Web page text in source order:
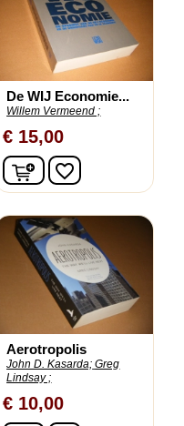
De WIJ Economie...
Willem Vermeend ;
€ 15,00
In winkelwagen
favorite_border
Aerotropolis
John D. Kasarda; Greg
Lindsay ;
€ 10,00